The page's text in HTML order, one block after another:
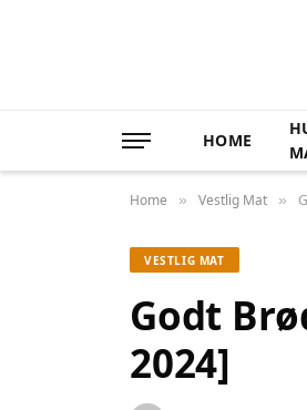
HOME
Home » Vestlig Mat »
VESTLIG MAT
Godt
2024]